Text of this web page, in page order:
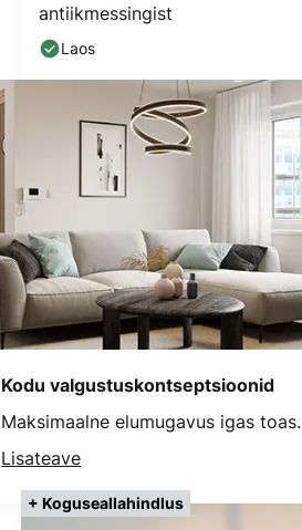
antiikmessingist
Laos
Kodu valgustuskontseptsioonid
Maksimaalne elumugavus igas toas.
Lisateave
+ Koguseallahindlus